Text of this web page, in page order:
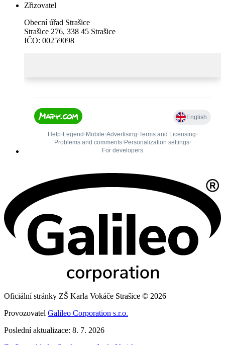
Zřizovatel
Obecní úřad Strašice
Strašice 276, 338 45 Strašice
IČO: 00259098
Oficiální stránky ZŠ Karla Vokáče Strašice © 2026
Provozovatel Galileo Corporation s.r.o.
Poslední aktualizace: 8. 7. 2026